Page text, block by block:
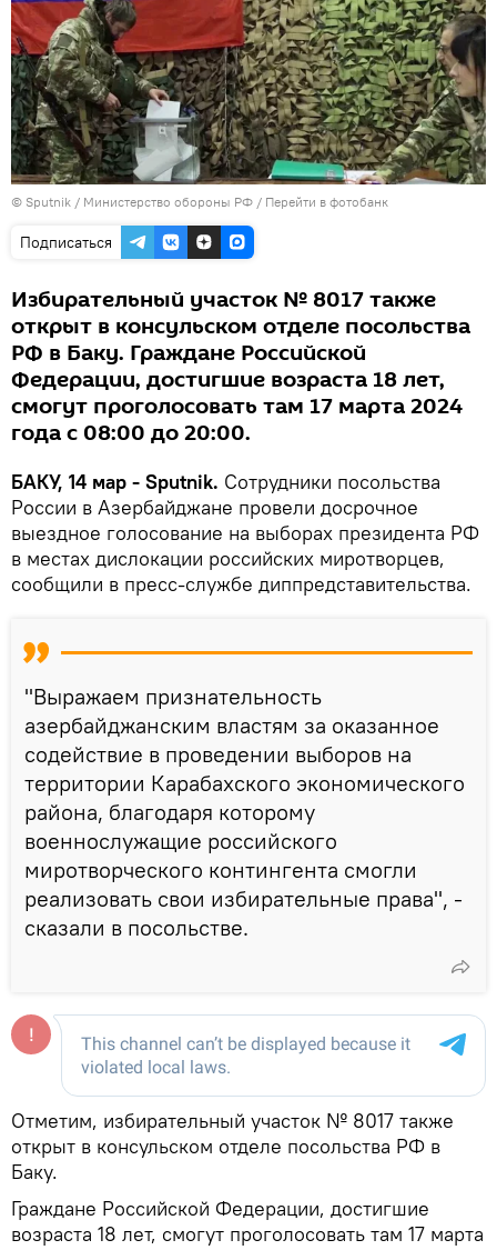
© Sputnik / Министерство обороны РФ / Перейти в фотобанк
Подписаться
Избирательный участок № 8017 также
открыт в консульском отделе посольства
РФ в Баку. Граждане Российской
Федерации, достигшие возраста 18 лет,
смогут проголосовать там 17 марта 2024
года с 08:00 до 20:00.
БАКУ, 14 мар - Sputnik. Cотрудники посольства
России в Азербайджане провели досрочное
выездное голосование на выборах президента РФ
в местах дислокации российских миротворцев,
сообщили в пресс-службе диппредставительства.
"Выражаем признательность
азербайджанским властям за оказанное
содействие в проведении выборов на
территории Карабахского экономического
района, благодаря которому
военнослужащие российского
миротворческого контингента смогли
реализовать свои избирательные права", -
сказали в посольстве.
Отметим, избирательный участок № 8017 также
открыт в консульском отделе посольства РФ в
Баку.
Граждане Российской Федерации, достигшие
возраста 18 лет, смогут проголосовать там 17 марта